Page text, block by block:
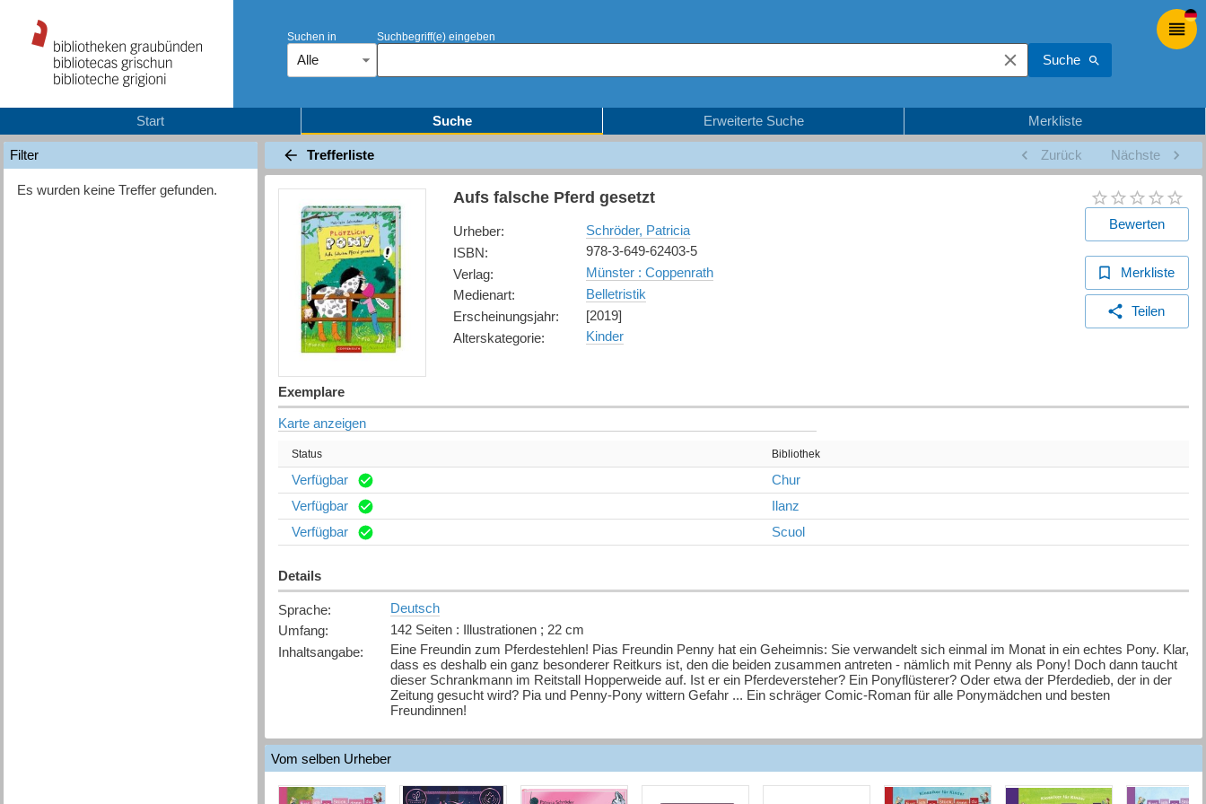
Suchen in
Alle
Suchbegriff(e) eingeben
Suche
Start Suche Erweiterte Suche Merkliste
Filter
Es wurden keine Treffer gefunden.
Trefferliste Zurück Nächste
Aufs falsche Pferd gesetzt
Urheber:
Schröder, Patricia
ISBN:
978-3-649-62403-5
Verlag:
Münster : Coppenrath
Medienart:
Belletristik
Erscheinungsjahr:
[2019]
Alterskategorie: Kinder
Bewerten
Merkliste
Teilen
Exemplare
Karte anzeigen
Status Bibliothek
Verfügbar
Chur
Verfügbar
Ilanz
Verfügbar
Scuol
Details
Sprache:
Deutsch
Umfang:
142 Seiten : Illustrationen ; 22 cm
Inhaltsangabe:
Eine Freundin zum Pferdestehlen! Pias Freundin Penny hat ein Geheimnis: Sie verwandelt sich einmal im Monat in ein echtes Pony. Klar,
dass es deshalb ein ganz besonderer Reitkurs ist, den die beiden zusammen antreten - nämlich mit Penny als Pony! Doch dann taucht
dieser Schrankmann im Reitstall Hopperweide auf. Ist er ein Pferdeversteher? Ein Ponyflüsterer? Oder etwa der Pferdedieb, der in der
Zeitung gesucht wird? Pia und Penny-Pony wittern Gefahr ... Ein schräger Comic-Roman für alle Ponymädchen und besten
Freundinnen!
Vom selben Urheber